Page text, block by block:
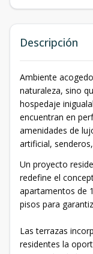
Descripción
Ambiente
naturaleza, sino
hospedaje
encuentran en
amenidades de
artificial,
Un proyecto
redefine el
apartamentos de
pisos para
Las terrazas
residentes la